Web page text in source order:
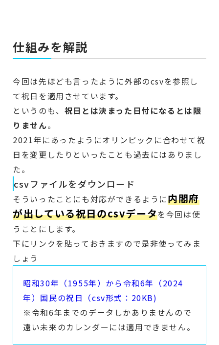
仕組みを解説
今回は先ほども言ったように外部のcsvを参照し
て祝日を適用させています。
というのも、 祝日とは決まった日付になるとは限
りません。
2021年にあったようにオリンピックに合わせて祝
日を変更したりといったことも過去にはありまし
た。
csvファイルをダウンロード
そういったことにも対応ができるように内閣府
が出している祝日のcsvデータを今回は使
うことにします。
下にリンクを貼っておきますので是非使ってみま
しょう
昭和30年（1955年）から令和6年（2024
年）国民の祝日（csv形式：20KB)
※令和6年までのデータしかありませんので
遠い未来のカレンダーには適用できません。